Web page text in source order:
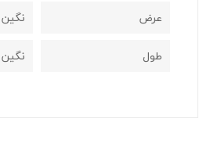
عرض
نگین 17 میلیمتر
طول
نگین 28 میلیمتر